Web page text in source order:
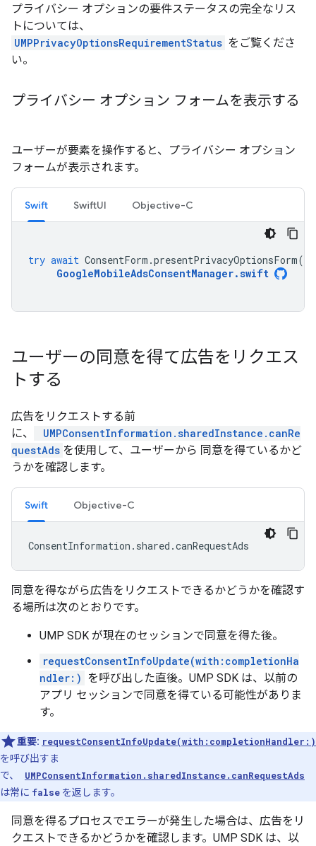
プライバシー オプションの要件ステータスの完全なリス
トについては、
UMPPrivacyOptionsRequirementStatus をご覧くださ
い。
プライバシー オプション フォームを表示する
ユーザーが要素を操作すると、プライバシー オプション
フォームが表示されます。
Swift SwiftUI Objective-C
try await ConsentForm .presentPrivacyOptionsForm(
GoogleMobileAdsConsentManager.swift
ユーザーの同意を得て広告をリクエス
トする
広告をリクエストする前
に、
UMPConsentInformation.sharedInstance.canRe
questAds を使用して、ユーザーから 同意を得ているかど
うかを確認します。
Swift Objective-C
ConsentInformation . shared .canRequestAds
同意を得ながら広告をリクエストできるかどうかを確認す
る場所は次のとおりです。
UMP SDK が現在のセッションで同意を得た後。
requestConsentInfoUpdate(with:completionHa
ndler:) を呼び出した直後。UMP SDK は、以前の
アプリ セッションで同意を得ている可能性がありま
す。
重要: requestConsentInfoUpdate(with:completionHandler:)
を呼び出すま
で、
UMPConsentInformation.sharedInstance.canRequestAds
は常に false を返します。
同意を得るプロセスでエラーが発生した場合は、広告をリ
クエストできるかどうかを確認します。UMP SDK は、以